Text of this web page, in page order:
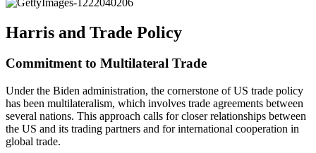
Harris and Trade Policy
Commitment to Multilateral Trade
Under the Biden administration, the cornerstone of US trade policy
has been multilateralism, which involves trade agreements between
several nations. This approach calls for closer relationships between
the US and its trading partners and for international cooperation in
global trade.